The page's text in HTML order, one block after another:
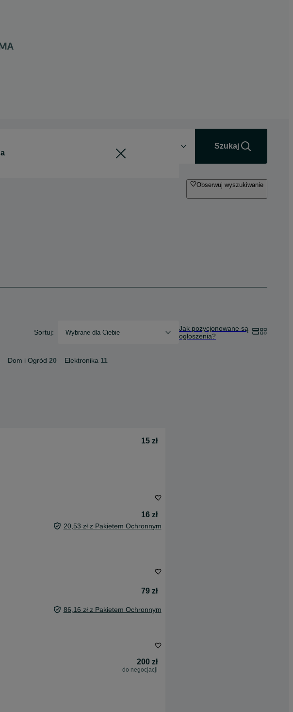
Szukaj
Obserwuj wyszukiwanie
Sortuj: Wybrane dla Ciebie
Jak pozycjonowane są
ogłoszenia?
Dom i Ogród 20 Elektronika 11
15 zł
16 zł
20,53 zł z Pakietem Ochronnym
79 zł
86,16 zł z Pakietem Ochronnym
200 zł
do negocjacji